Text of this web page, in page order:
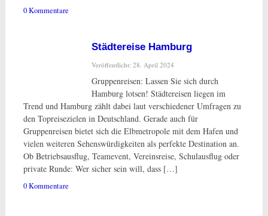
0 Kommentare
Städtereise Hamburg
Veröffentlicht: 28. April 2024
Gruppenreisen: Lassen Sie sich durch
Hamburg lotsen! Städtereisen liegen im
Trend und Hamburg zählt dabei laut verschiedener Umfragen zu
den Topreisezielen in Deutschland. Gerade auch für
Gruppenreisen bietet sich die Elbmetropole mit dem Hafen und
vielen weiteren Sehenswürdigkeiten als perfekte Destination an.
Ob Betriebsausflug, Teamevent, Vereinsreise, Schulausflug oder
private Runde: Wer sicher sein will, dass […]
0 Kommentare